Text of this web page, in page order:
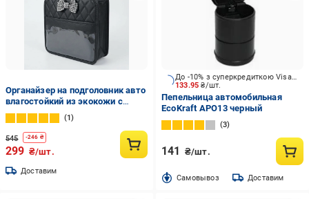
Органайзер на подголовник авто
влагостойкий из экокожи с
прозрачным отделением для
телефона (N-018)
1
545 -246 ₴
299 ₴/шт.
Доставим
133.95₴/шт.
До -10% з суперкредиткою Visa Вигода
Пепельница автомобильная
EcoKraft APO13 черный
3
141 ₴/шт.
Cамовывоз Доставим